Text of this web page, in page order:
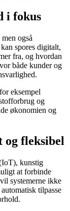
i fokus
også
spores digitalt,
fra, og hvordan
både kunder og
eksempel
og
økonomien og
fleksibel
kunstig
at forbinde
systemerne ikke
tilpasse